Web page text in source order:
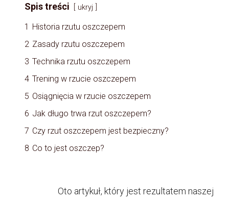
Spis treści ukryj
1 Historia rzutu oszczepem
2 Zasady rzutu oszczepem
3 Technika rzutu oszczepem
4 Trening w rzucie oszczepem
5 Osiągnięcia w rzucie oszczepem
6 Jak długo trwa rzut oszczepem?
7 Czy rzut oszczepem jest bezpieczny?
8 Co to jest oszczep?
Oto artykuł, który jest rezultatem naszej